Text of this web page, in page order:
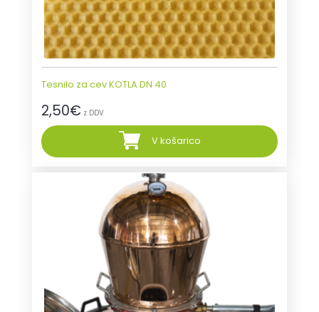
Tesnilo za cev KOTLA DN 40
2,50€ z DDV
V košarico